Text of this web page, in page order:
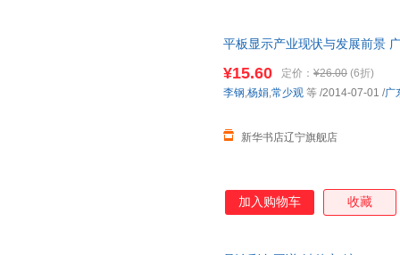
平板显示产业现状与发展前景
¥15.60 定价： ¥26.00 (6折)
新华书店辽宁旗舰店
李钢,杨娟,常少观 等 /2014-07-01 /广
加入购物车 收藏